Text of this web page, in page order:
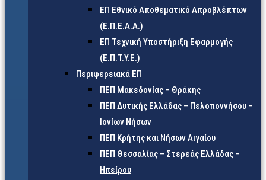
ΕΠ Εθνικό Αποθεματικό Απροβλέπτων
(Ε.Π.Ε.Α.Α.)
ΕΠ Τεχνική Υποστήριξη Εφαρμογής
(Ε.Π.Τ.Υ.Ε.)
Περιφερειακά ΕΠ
ΠΕΠ Μακεδονίας – Θράκης
ΠΕΠ Δυτικής Ελλάδας – Πελοποννήσου –
Ιονίων Νήσων
ΠΕΠ Κρήτης και Νήσων Αιγαίου
ΠΕΠ Θεσσαλίας – Στερεάς Ελλάδας –
Ηπείρου